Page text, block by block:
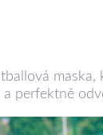
maska,
perfektně